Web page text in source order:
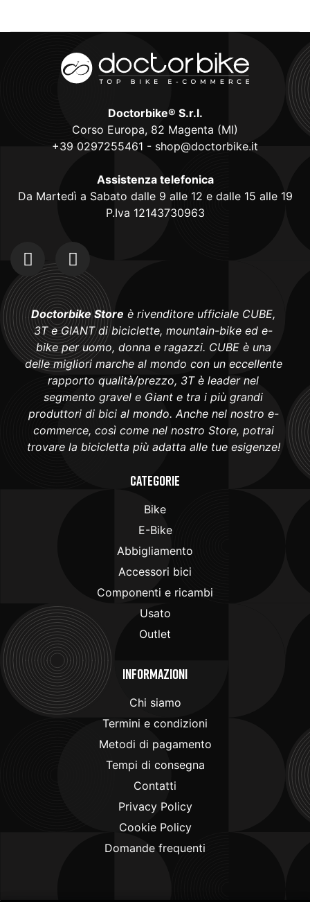
Doctorbike® S.r.l.
Corso Europa, 82 Magenta (MI)
+39 0297255461 - shop@doctorbike.it
Assistenza telefonica
Da Martedì a Sabato dalle 9 alle 12 e dalle 15 alle 19
P.Iva 12143730963
Doctorbike Store è rivenditore ufficiale CUBE,
3T e GIANT di biciclette, mountain-bike ed e-
bike per uomo, donna e ragazzi. CUBE è una
delle migliori marche al mondo con un eccellente
rapporto qualità/prezzo, 3T è leader nel
segmento gravel e Giant e tra i più grandi
produttori di bici al mondo. Anche nel nostro e-
commerce, così come nel nostro Store, potrai
trovare la bicicletta più adatta alle tue esigenze!
Categorie
Bike
E-Bike
Abbigliamento
Accessori bici
Componenti e ricambi
Usato
Outlet
Informazioni
Chi siamo
Termini e condizioni
Metodi di pagamento
Tempi di consegna
Contatti
Privacy Policy
Cookie Policy
Domande frequenti